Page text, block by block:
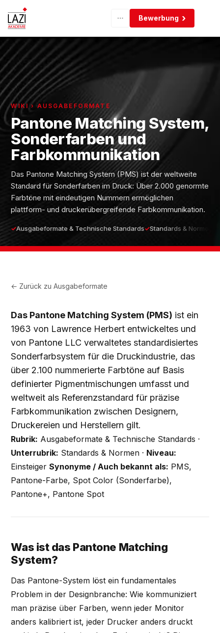
Bewerbung
WIKI › AUSGABEFORMATE
Pantone Matching System,
Sonderfarben und
Farbkommunikation
Das Pantone Matching System (PMS) ist der weltweite
Standard für Sonderfarben im Druck: Über 2.000 genormte
Farbtöne mit eindeutigen Nummern ermöglichen
plattform- und druckerübergreifende Farbkommunikation.
Ausgabeformate & Technische Standards Standards & Normen
← Zurück zuAusgabeformate
Das Pantone Matching System (PMS) ist ein
1963 von Lawrence Herbert entwickeltes und
von Pantone LLC verwaltetes standardisiertes
Sonderfarbsystem für die Druckindustrie, das
über 2.100 nummerierte Farbtöne auf Basis
definierter Pigmentmischungen umfasst und
weltweit als Referenzstandard für präzise
Farbkommunikation zwischen Designern,
Druckereien und Herstellern gilt.
Rubrik: Ausgabeformate & Technische Standards ·
Unterrubrik: Standards & Normen · Niveau:
EinsteigerSynonyme / Auch bekannt als: PMS,
Pantone-Farbe, Spot Color (Sonderfarbe),
Pantone+, Pantone Spot
Was ist das Pantone Matching
System?
Das Pantone-System löst ein fundamentales
Problem in der Designbranche: Wie kommuniziert
man präzise über Farben, wenn jeder Monitor
anders kalibriert ist, jeder Drucker anders druckt